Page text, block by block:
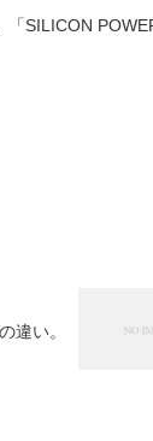
違い。